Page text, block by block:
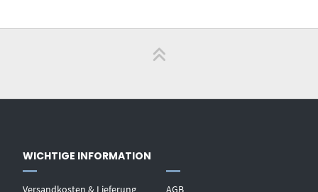
WICHTIGE INFORMATION